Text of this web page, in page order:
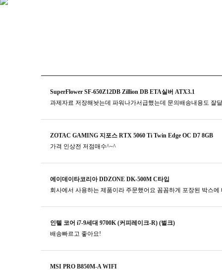
SuperFlower SF-650Z12DB Zillion DB ETA실버 ATX3.1
과제자료 저장해놧는데 파워나가서급했는데 문의배송내용도 잘
ZOTAC GAMING 지포스 RTX 5060 Ti Twin Edge OC D7 8GB
가격 인상전 저점매수^~^
에이데이타코리아 DDZONE DK-500M C타입
회사에서 사용하는 제품이라 주문했어요 꼼꼼하게 포장된 박스
인텔 코어 i7-9세대 9700K (커피레이크-R) (벌크)
배송빠르고 좋아요!
MSI PRO B850M-A WIFI